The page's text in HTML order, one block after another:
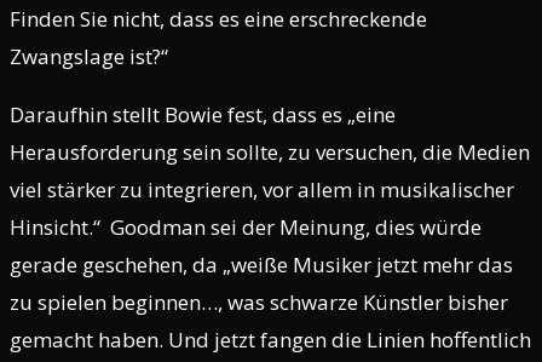
Finden Sie nicht, dass es eine erschreckende
Zwangslage ist?“
Daraufhin stellt Bowie fest, dass es „eine
Herausforderung sein sollte, zu versuchen, die Medien
viel stärker zu integrieren, vor allem in musikalischer
Hinsicht.“ Goodman sei der Meinung, dies würde
gerade geschehen, da „weiße Musiker jetzt mehr das
zu spielen beginnen…, was schwarze Künstler bisher
gemacht haben. Und jetzt fangen die Linien hoffentlich